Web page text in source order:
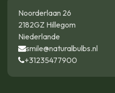
Noorderlaan 26
2182GZ Hillegom
Niederlande
smile@naturalbulbs.nl
+31235477900